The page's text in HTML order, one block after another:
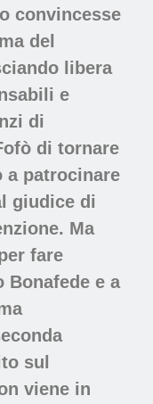
convincesse
del
libera
e
di
di tornare
a patrocinare
giudice di
Ma
fare
Bonafede e a
sul
viene in